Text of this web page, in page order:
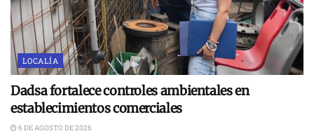
LOCALÍA
Dadsa fortalece controles ambientales en
establecimientos comerciales
6 DE AGOSTO DE 2026